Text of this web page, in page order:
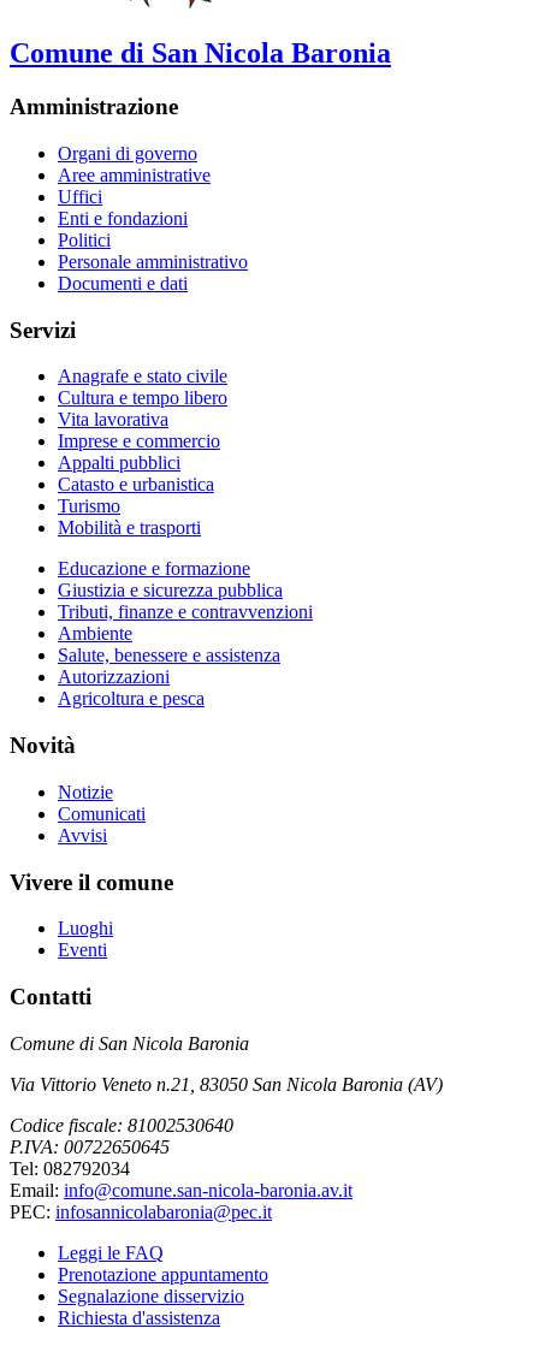
Comune di San Nicola Baronia
Amministrazione
Organi di governo
Aree amministrative
Uffici
Enti e fondazioni
Politici
Personale amministrativo
Documenti e dati
Servizi
Anagrafe e stato civile
Cultura e tempo libero
Vita lavorativa
Imprese e commercio
Appalti pubblici
Catasto e urbanistica
Turismo
Mobilità e trasporti
Educazione e formazione
Giustizia e sicurezza pubblica
Tributi, finanze e contravvenzioni
Ambiente
Salute, benessere e assistenza
Autorizzazioni
Agricoltura e pesca
Novità
Notizie
Comunicati
Avvisi
Vivere il comune
Luoghi
Eventi
Contatti
Comune di San Nicola Baronia
Via Vittorio Veneto n.21, 83050 San Nicola Baronia (AV)
Codice fiscale: 81002530640
P.IVA: 00722650645
Tel: 082792034
Email: info@comune.san-nicola-baronia.av.it
PEC: infosannicolabaronia@pec.it
Leggi le FAQ
Prenotazione appuntamento
Segnalazione disservizio
Richiesta d'assistenza